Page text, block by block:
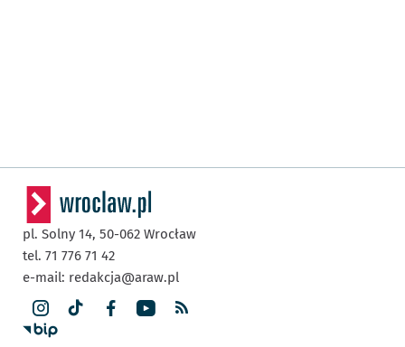
pl. Solny 14, 50-062 Wrocław
tel. 71 776 71 42
e-mail: redakcja@araw.pl